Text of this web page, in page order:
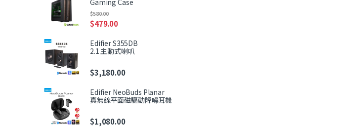
$479.00
$580.00
Edifier S355DB
2.1 主動式喇叭
$3,180.00
Edifier NeoBuds Planar
真無線平面磁驅動降噪耳機
$1,080.00